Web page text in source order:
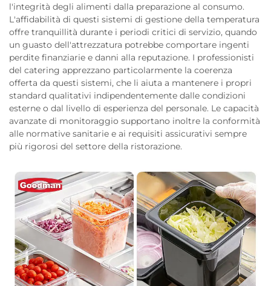
l'integrità degli alimenti dalla preparazione al consumo.
L'affidabilità di questi sistemi di gestione della temperatura
offre tranquillità durante i periodi critici di servizio, quando
un guasto dell'attrezzatura potrebbe comportare ingenti
perdite finanziarie e danni alla reputazione. I professionisti
del catering apprezzano particolarmente la coerenza
offerta da questi sistemi, che li aiuta a mantenere i propri
standard qualitativi indipendentemente dalle condizioni
esterne o dal livello di esperienza del personale. Le capacità
avanzate di monitoraggio supportano inoltre la conformità
alle normative sanitarie e ai requisiti assicurativi sempre
più rigorosi del settore della ristorazione.